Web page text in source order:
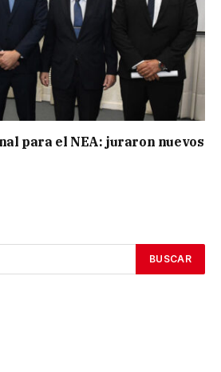
para el NEA: juraron nuevos